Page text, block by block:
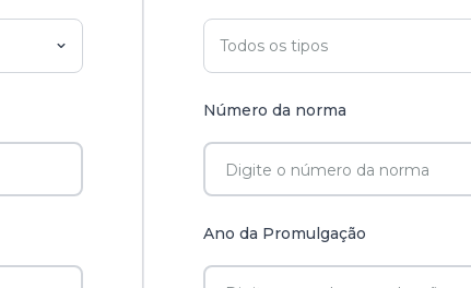
Número da norma
Ano da Promulgação